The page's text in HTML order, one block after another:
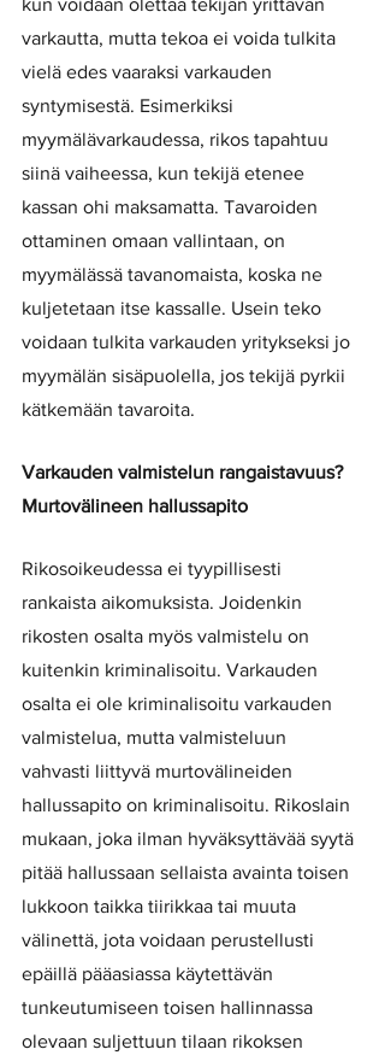
kun voidaan olettaa tekijän yrittävän
varkautta, mutta tekoa ei voida tulkita
vielä edes vaaraksi varkauden
syntymisestä. Esimerkiksi
myymälävarkaudessa, rikos tapahtuu
siinä vaiheessa, kun tekijä etenee
kassan ohi maksamatta. Tavaroiden
ottaminen omaan vallintaan, on
myymälässä tavanomaista, koska ne
kuljetetaan itse kassalle. Usein teko
voidaan tulkita varkauden yritykseksi jo
myymälän sisäpuolella, jos tekijä pyrkii
kätkemään tavaroita.
Varkauden valmistelun rangaistavuus?
Murtovälineen hallussapito
Rikosoikeudessa ei tyypillisesti
rankaista aikomuksista. Joidenkin
rikosten osalta myös valmistelu on
kuitenkin kriminalisoitu. Varkauden
osalta ei ole kriminalisoitu varkauden
valmistelua, mutta valmisteluun
vahvasti liittyvä murtovälineiden
hallussapito on kriminalisoitu. Rikoslain
mukaan, joka ilman hyväksyttävää syytä
pitää hallussaan sellaista avainta toisen
lukkoon taikka tiirikkaa tai muuta
välinettä, jota voidaan perustellusti
epäillä pääasiassa käytettävän
tunkeutumiseen toisen hallinnassa
olevaan suljettuun tilaan rikoksen